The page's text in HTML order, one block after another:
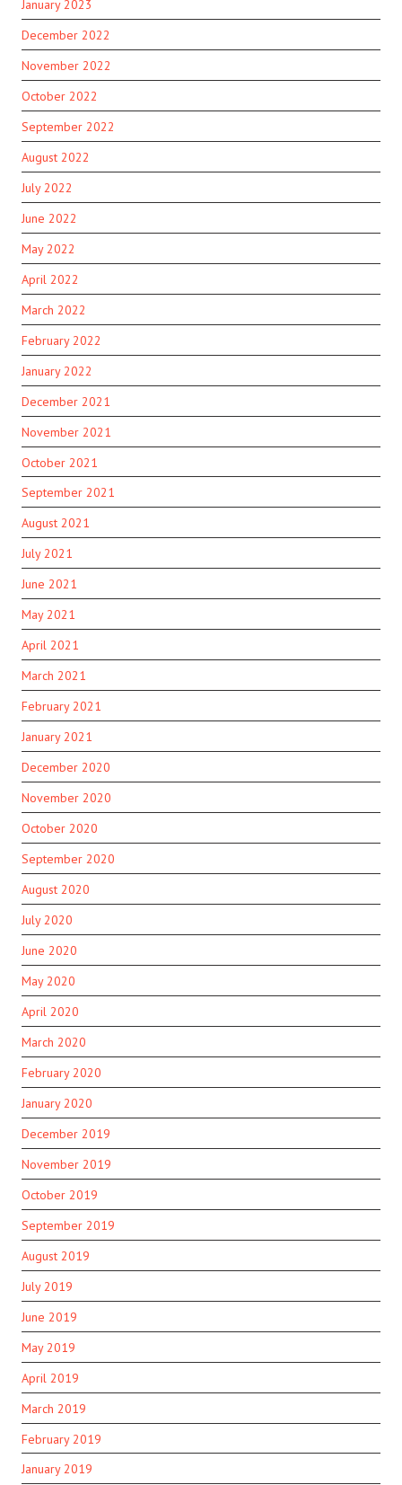
January 2023
December 2022
November 2022
October 2022
September 2022
August 2022
July 2022
June 2022
May 2022
April 2022
March 2022
February 2022
January 2022
December 2021
November 2021
October 2021
September 2021
August 2021
July 2021
June 2021
May 2021
April 2021
March 2021
February 2021
January 2021
December 2020
November 2020
October 2020
September 2020
August 2020
July 2020
June 2020
May 2020
April 2020
March 2020
February 2020
January 2020
December 2019
November 2019
October 2019
September 2019
August 2019
July 2019
June 2019
May 2019
April 2019
March 2019
February 2019
January 2019